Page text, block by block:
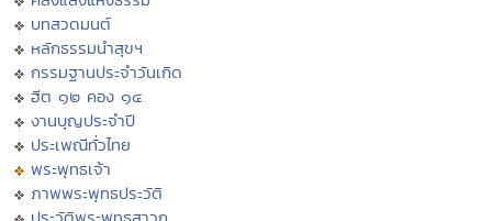
บทสวดมนต์
หลักธรรมนำสุขฯ
กรรมฐานประจำวันเกิด
ฮีต ๑๒ คอง ๑๔
งานบุญประจำปี
ประเพณีทั่วไทย
พระพุทธเจ้า
ภาพพระพุทธประวัติ